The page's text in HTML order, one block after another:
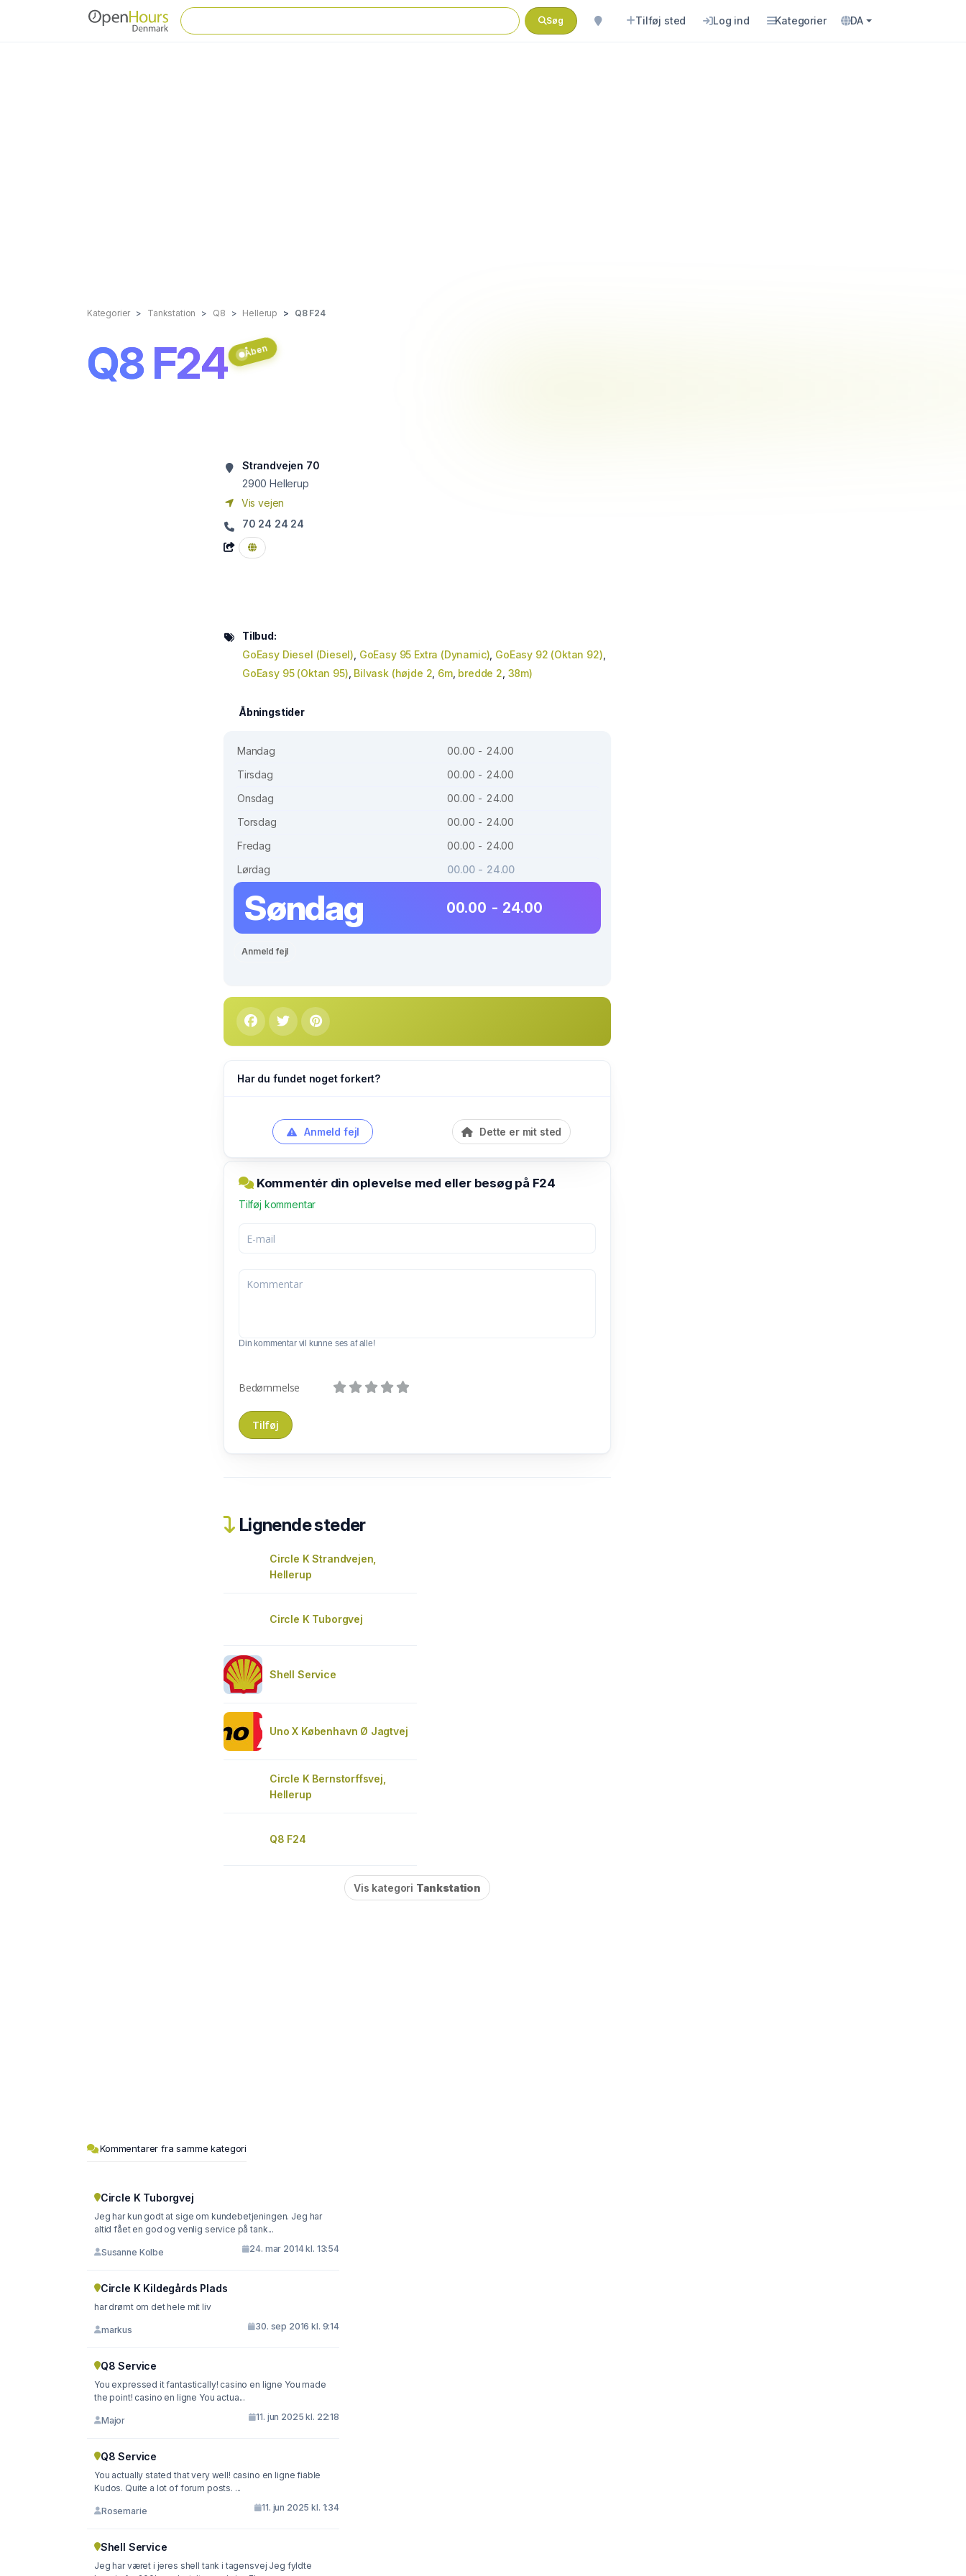
Søg Tilføj sted Log ind Kategorier DA
Kategorier Tankstation Q8 Hellerup Q8 F24
Q8 F24 Åben
Strandvejen 70
2900 Hellerup
Vis vejen
70 24 24 24
Tilbud:
GoEasy Diesel (Diesel) GoEasy 95 Extra (Dynamic) GoEasy 92 (Oktan 92)
GoEasy 95 (Oktan 95) Bilvask (højde 2 6m, bredde 2 38m)
Åbningstider
Mandag
00.00 - 24.00
Tirsdag
00.00 - 24.00
Onsdag
00.00 - 24.00
Torsdag
00.00 - 24.00
Fredag
00.00 - 24.00
Lørdag
00.00 - 24.00
Søndag 00.00 - 24.00
Anmeld fejl
Har du fundet noget forkert?
Anmeld fejl Dette er mit sted
Kommentér din oplevelse med eller besøg på F24
Tilføj kommentar
Din kommentar vil kunne ses af alle!
Bedømmelse
Lignende steder
Circle K Strandvejen,
Hellerup
Circle K Tuborgvej
Shell Service
Uno X København Ø Jagtvej
Circle K Bernstorffsvej,
Hellerup
Q8 F24
Vis kategori Tankstation
Kommentarer fra samme kategori
Circle K Tuborgvej
Jeg har kun godt at sige om kundebetjeningen. Jeg har
altid fået en god og venlig service på tank...
Susanne Kolbe 24. mar 2014 kl. 13:54
Circle K Kildegårds Plads
har drømt om det hele mit liv
markus 30. sep 2016 kl. 9:14
Q8 Service
You expressed it fantastically! casino en ligne You made
the point! casino en ligne You actua...
Major 11. jun 2025 kl. 22:18
Q8 Service
You actually stated that very well! casino en ligne fiable
Kudos. Quite a lot of forum posts. ...
Rosemarie 11. jun 2025 kl. 1:34
Shell Service
Jeg har været i jeres shell tank i tagensvej Jeg fyldte